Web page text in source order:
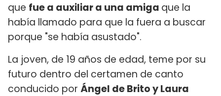
que fue a auxiliar a una amiga que la
había llamado para que la fuera a buscar
porque "se había asustado".
La joven, de 19 años de edad, teme por su
futuro dentro del certamen de canto
conducido por Ángel de Brito y Laura